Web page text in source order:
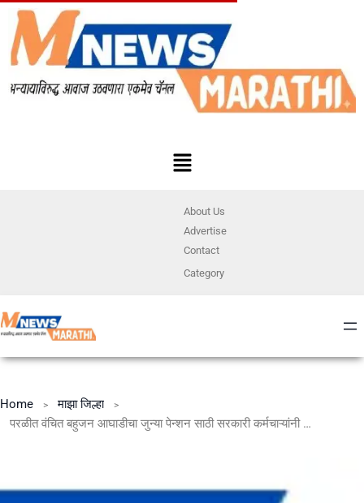
About Us
Advertise
Contact
Category
Home
माझा जिल्हा
परळीत वंचित बहुजन आघाडीचा जुन्या पेन्शन साठी सरकारी कर्मचाऱ्यांनी सुरू केलेल्या आंदोलनाला जाहीर पाठिंबा.